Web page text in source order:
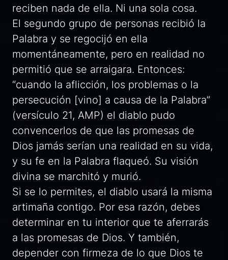
reciben nada de ella. Ni una sola cosa.
El segundo grupo de personas recibió la
Palabra y se regocijó en ella
momentáneamente, pero en realidad no
permitió que se arraigara. Entonces:
“cuando la aflicción, los problemas o la
persecución [vino] a causa de la Palabra”
(versículo 21, AMP) el diablo pudo
convencerlos de que las promesas de
Dios jamás serían una realidad en su vida,
y su fe en la Palabra flaqueó. Su visión
divina se marchitó y murió.
Si se lo permites, el diablo usará la misma
artimaña contigo. Por esa razón, debes
determinar en tu interior que te aferrarás
a las promesas de Dios. Y también,
depender con firmeza de lo que Dios te